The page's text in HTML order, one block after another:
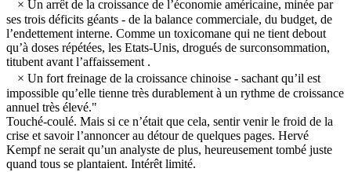
× Un arrêt de la croissance de l’économie américaine, minée par
ses trois déficits géants - de la balance commerciale, du budget, de
l’endettement interne. Comme un toxicomane qui ne tient debout
qu’à doses répétées, les Etats-Unis, drogués de surconsommation,
titubent avant l’affaissement .
× Un fort freinage de la croissance chinoise - sachant qu’il est
impossible qu’elle tienne très durablement à un rythme de croissance
annuel très élevé."
Touché-coulé. Mais si ce n’était que cela, sentir venir le froid de la
crise et savoir l’annoncer au détour de quelques pages. Hervé
Kempf ne serait qu’un analyste de plus, heureusement tombé juste
quand tous se plantaient. Intérêt limité.